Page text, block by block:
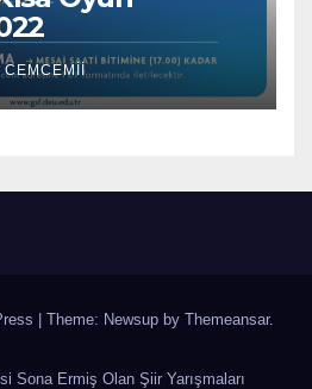
CEMCEMII
Theme: Newsup by Themeansar.
Sona Ermiş Olan Şiir Yarışmaları